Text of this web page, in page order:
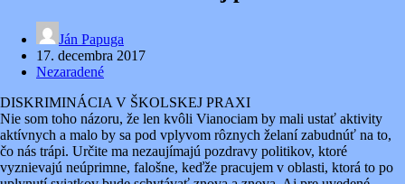
Ján Papuga
17. decembra 2017
Nezaradené
DISKRIMINÁCIA V ŠKOLSKEJ PRAXI
Nie som toho názoru, že len kvôli Vianociam by mali ustať aktivity
aktívnych a malo by sa pod vplyvom rôznych želaní zabudnúť na to,
čo nás trápi. Určite ma nezaujímajú pozdravy politikov, ktoré
vyznievajú neúprimne, falošne, keďže pracujem v oblasti, ktorá to po